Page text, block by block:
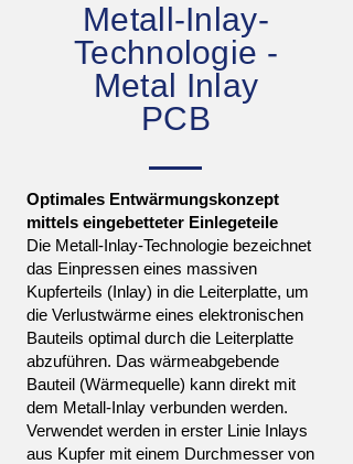
Metall-Inlay-
Technologie -
Metal Inlay
PCB
Optimales Entwärmungskonzept
mittels eingebetteter Einlegeteile
Die Metall-Inlay-Technologie bezeichnet
das Einpressen eines massiven
Kupferteils (Inlay) in die Leiterplatte, um
die Verlustwärme eines elektronischen
Bauteils optimal durch die Leiterplatte
abzuführen. Das wärmeabgebende
Bauteil (Wärmequelle) kann direkt mit
dem Metall-Inlay verbunden werden.
Verwendet werden in erster Linie Inlays
aus Kupfer mit einem Durchmesser von